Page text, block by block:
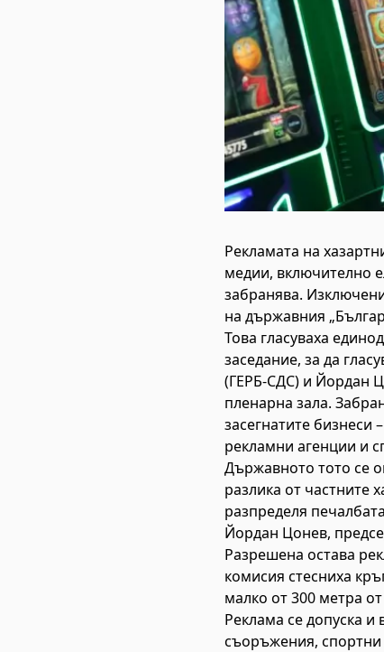
Рекламата на
медии, включително
забранява.
на държавния
Това гласуваха
заседание, за да
(ГЕРБ-СДС) и Йордан
пленарна зала.
засегнатите
рекламни агенции и
Държавното тото се
разлика от частните
разпределя
Йордан Цонев,
Разрешена остава
комисия стесниха
малко от 300 метра
Реклама се допуска и
съоръжения, спортни